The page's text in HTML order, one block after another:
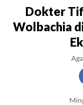
Dokter
Wolbachia